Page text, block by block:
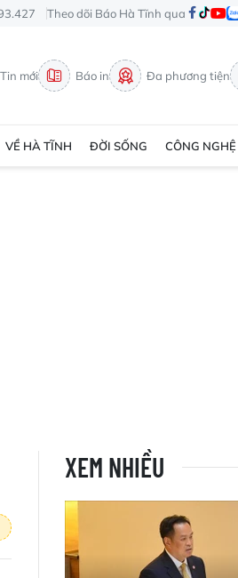
Theo dõi Báo Hà Tĩnh qua
Tin mới Báo in Đa phương tiện
VỀ HÀ TĨNH ĐỜI SỐNG CÔNG NGHỆ
XEM NHIỀU